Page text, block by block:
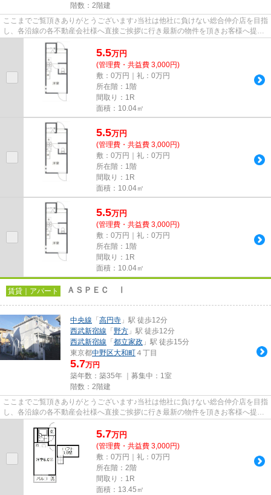
階数：2階建
ここまでご覧頂きありがとうございます♪当社は他社に負けない総合仲介店を目指
し、各沿線の各不動産会社様へ直接ご挨拶に行き最新の物件を頂きお客様へ提供
しております！最新の情報は...
5.5万円
(管理費・共益費 3,000円)
敷：0万円｜礼：0万円
所在階：1階
間取り：1R
面積：10.04㎡
5.5万円
(管理費・共益費 3,000円)
敷：0万円｜礼：0万円
所在階：1階
間取り：1R
面積：10.04㎡
5.5万円
(管理費・共益費 3,000円)
敷：0万円｜礼：0万円
所在階：1階
間取り：1R
面積：10.04㎡
賃貸｜アパート ＡＳＰＥＣ Ⅰ
中央線 「 高円寺 」駅 徒歩12分
西武新宿線 「 野方 」駅 徒歩12分
西武新宿線 「 都立家政 」駅 徒歩15分
東京都中野区大和町 ４丁目
5.7万円
築年数：築35年 ｜募集中： 1室
階数：2階建
ここまでご覧頂きありがとうございます♪当社は他社に負けない総合仲介店を目指
し、各沿線の各不動産会社様へ直接ご挨拶に行き最新の物件を頂きお客様へ提供
しております！最新の情報は...
5.7万円
(管理費・共益費 3,000円)
敷：0万円｜礼：0万円
所在階：2階
間取り：1R
面積：13.45㎡